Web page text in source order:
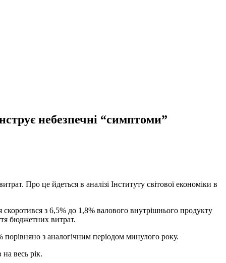
небезпечні “симптоми”
Про це йдеться в аналізі Інституту світової економіки в
з 6,5% до 1,8% валового внутрішнього продукту
бюджетних витрат.
з аналогічним періодом минулого року.
весь рік.